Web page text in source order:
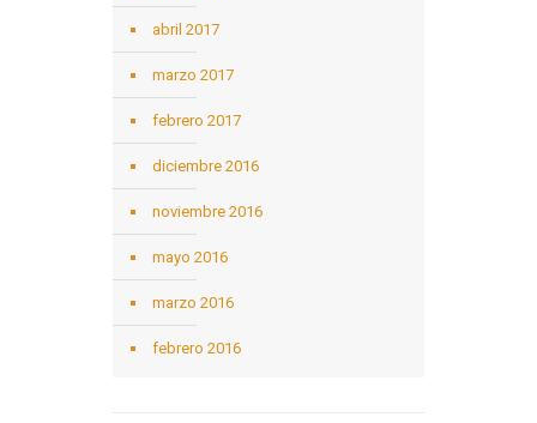
abril 2017
marzo 2017
febrero 2017
diciembre 2016
noviembre 2016
mayo 2016
marzo 2016
febrero 2016